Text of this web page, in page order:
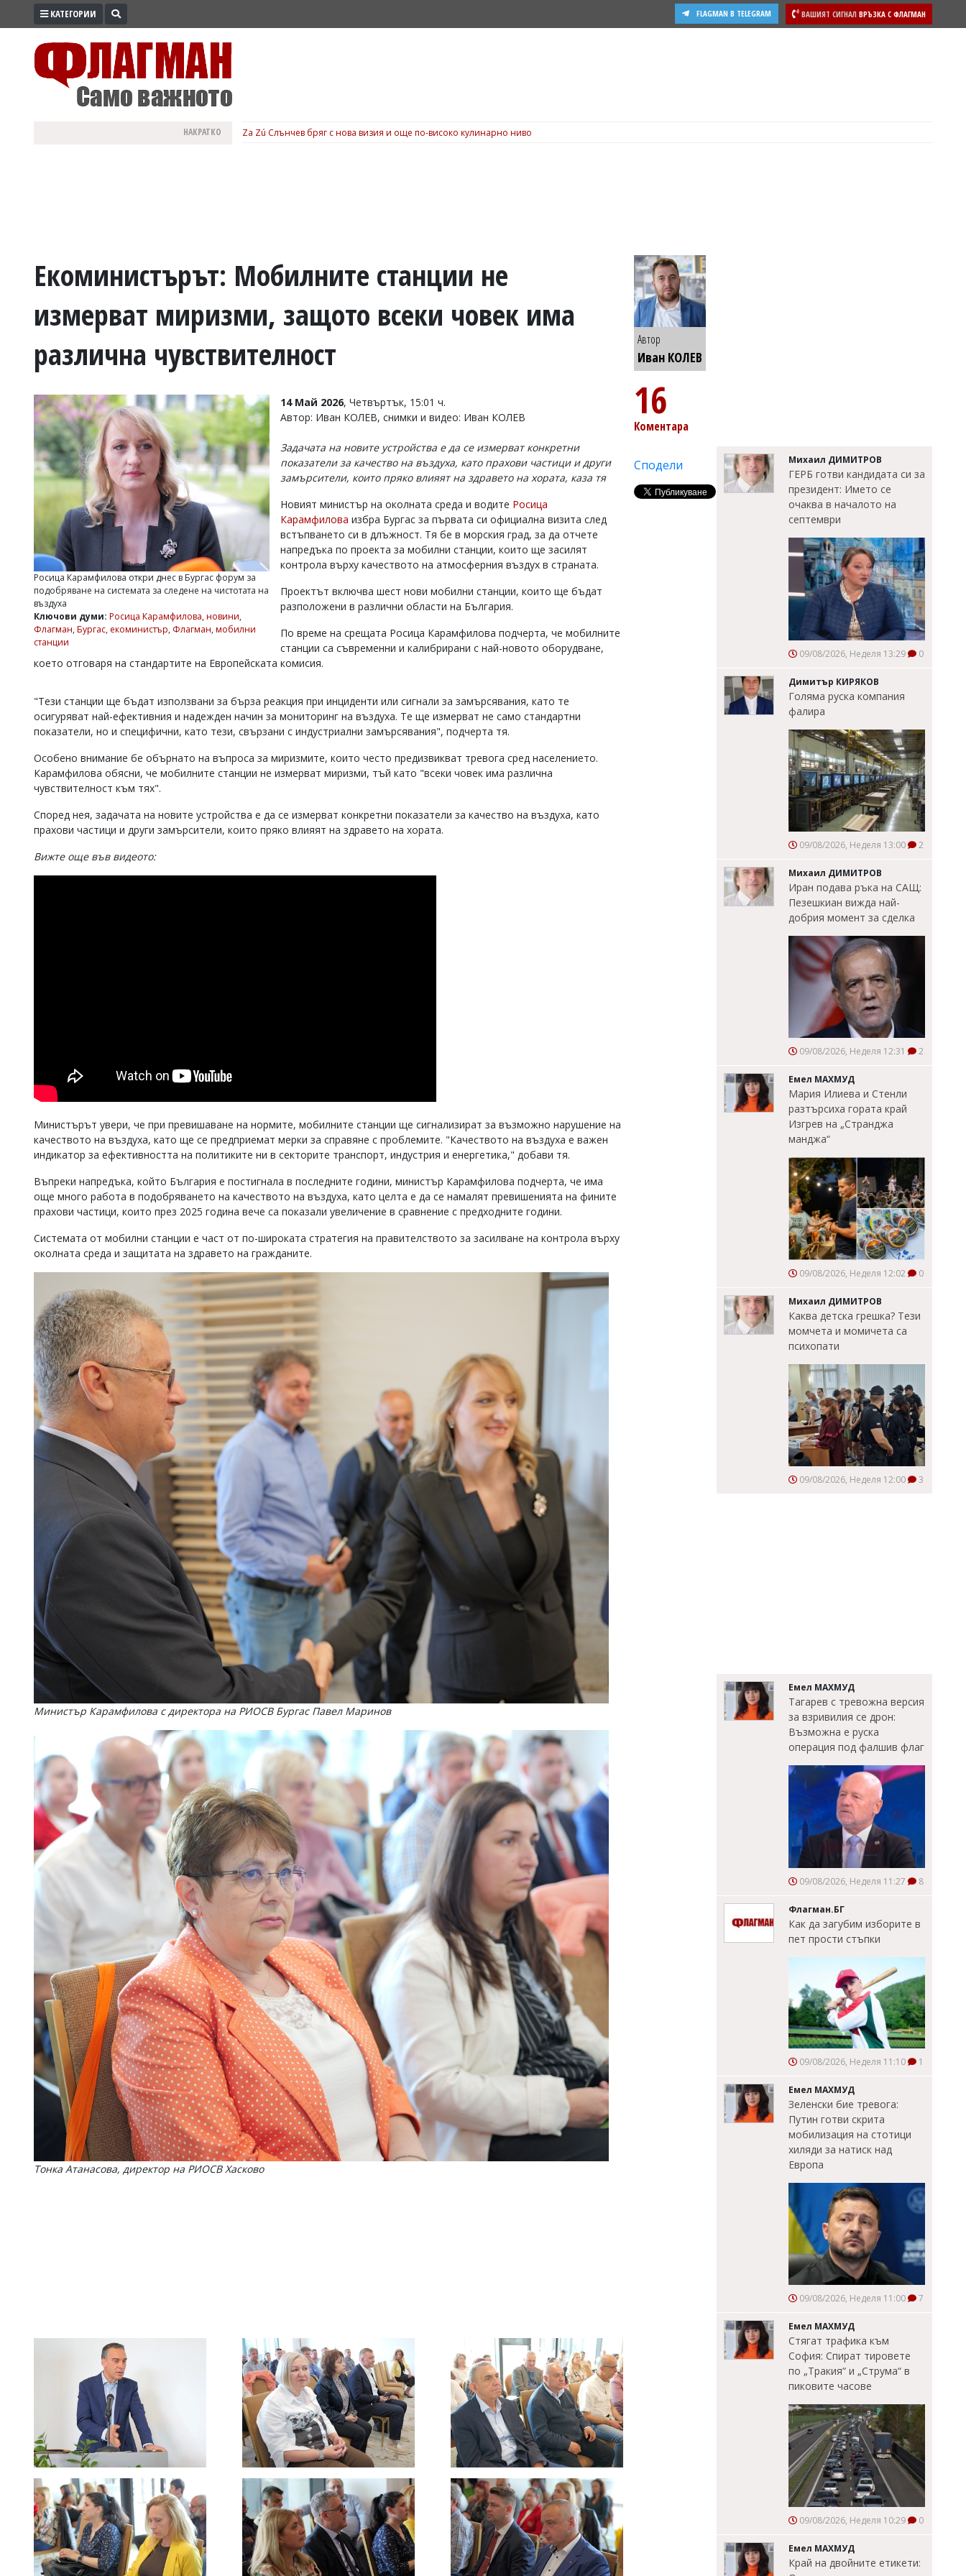
ПРОМО
ВОЙНАТА
УКРАЙНА
РАЗСЛЕДВАНЕ
БИЗНЕС
Управители:
Веселин
Василев,
v.vasilev@flagman.bg
Касабова,
k.kassabova@flagman.bg
Главен
редактор:
office@flagman.bg
Коментарите
читателите
редакцията
откриете
КАТЕГОРИИ ВАШИЯТ СИГНАЛ ВРЪЗКА С ФЛАГМАН
FLAGMAN В TELEGRAM
НАКРАТКО Za Zú Слънчев бряг с нова визия и още по-високо кулинарно ниво
Екоминистърът: Мобилните станции не
измерват миризми, защото всеки човек има
различна чувствителност
Росица Карамфилова откри днес в Бургас форум за
подобряване на системата за следене на чистотата на
въздуха
Ключови думи: Росица Карамфилова, новини,
Флагман, Бургас, екоминистър, Флагман, мобилни
станции
14 Май 2026, Четвъртък, 15:01 ч.
Автор: Иван КОЛЕВ, снимки и видео: Иван КОЛЕВ
Задачата на новите устройства е да се измерват конкретни
показатели за качество на въздуха, като прахови частици и други
замърсители, които пряко влияят на здравето на хората, каза тя
Новият министър на околната среда и водите Росица
Карамфилова избра Бургас за първата си официална визита след
встъпването си в длъжност. Тя бе в морския град, за да отчете
напредъка по проекта за мобилни станции, които ще засилят
контрола върху качеството на атмосферния въздух в страната.
Проектът включва шест нови мобилни станции, които ще бъдат
разположени в различни области на България.
По време на срещата Росица Карамфилова подчерта, че мобилните
станции са съвременни и калибрирани с най-новото оборудване,
което отговаря на стандартите на Европейската комисия.
"Тези станции ще бъдат използвани за бърза реакция при инциденти или сигнали за замърсявания, като те
осигуряват най-ефективния и надежден начин за мониторинг на въздуха. Те ще измерват не само стандартни
показатели, но и специфични, като тези, свързани с индустриални замърсявания", подчерта тя.
Особено внимание бе обърнато на въпроса за миризмите, които често предизвикват тревога сред населението.
Карамфилова обясни, че мобилните станции не измерват миризми, тъй като "всеки човек има различна
чувствителност към тях".
Според нея, задачата на новите устройства е да се измерват конкретни показатели за качество на въздуха, като
прахови частици и други замърсители, които пряко влияят на здравето на хората.
Вижте още във видеото:
Министърът увери, че при превишаване на нормите, мобилните станции ще сигнализират за възможно нарушение на
качеството на въздуха, като ще се предприемат мерки за справяне с проблемите. "Качеството на въздуха е важен
индикатор за ефективността на политиките ни в секторите транспорт, индустрия и енергетика," добави тя.
Въпреки напредъка, който България е постигнала в последните години, министър Карамфилова подчерта, че има
още много работа в подобряването на качеството на въздуха, като целта е да се намалят превишенията на фините
прахови частици, които през 2025 година вече са показали увеличение в сравнение с предходните години.
Системата от мобилни станции е част от по-широката стратегия на правителството за засилване на контрола върху
околната среда и защитата на здравето на гражданите.
Министър Карамфилова с директора на РИОСВ Бургас Павел Маринов
Тонка Атанасова, директор на РИОСВ Хасково
Автор
Иван КОЛЕВ
16
Коментара
Сподели Михаил ДИМИТРОВ
ГЕРБ готви кандидата си за
президент: Името се
очаква в началото на
септември
09/08/2026, Неделя 13:29 0
Димитър КИРЯКОВ
Голяма руска компания
фалира
09/08/2026, Неделя 13:00 2
Михаил ДИМИТРОВ
Иран подава ръка на САЩ:
Пезешкиан вижда най-
добрия момент за сделка
09/08/2026, Неделя 12:31 2
Емел МАХМУД
Мария Илиева и Стенли
разтърсиха гората край
Изгрев на „Странджа
манджа“
09/08/2026, Неделя 12:02 0
Михаил ДИМИТРОВ
Каква детска грешка? Тези
момчета и момичета са
психопати
09/08/2026, Неделя 12:00 3
Емел МАХМУД
Тагарев с тревожна версия
за взривилия се дрон:
Възможна е руска
операция под фалшив флаг
09/08/2026, Неделя 11:27 8
Флагман.БГ
Как да загубим изборите в
пет прости стъпки
09/08/2026, Неделя 11:10 1
Емел МАХМУД
Зеленски бие тревога:
Путин готви скрита
мобилизация на стотици
хиляди за натиск над
Европа
09/08/2026, Неделя 11:00 7
Емел МАХМУД
Стягат трафика към
София: Спират тировете
по „Тракия“ и „Струма“ в
пиковите часове
09/08/2026, Неделя 10:29 0
Емел МАХМУД
Край на двойните етикети: